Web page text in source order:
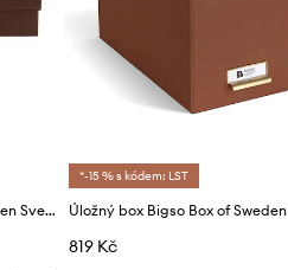
Úložný box Bigso Box of Sweden Sverker A3 43,5 x 31 x 8,5 cm
*-15 % s kódem: LST
Úložný box Bigso Box of Sweden
819 Kč